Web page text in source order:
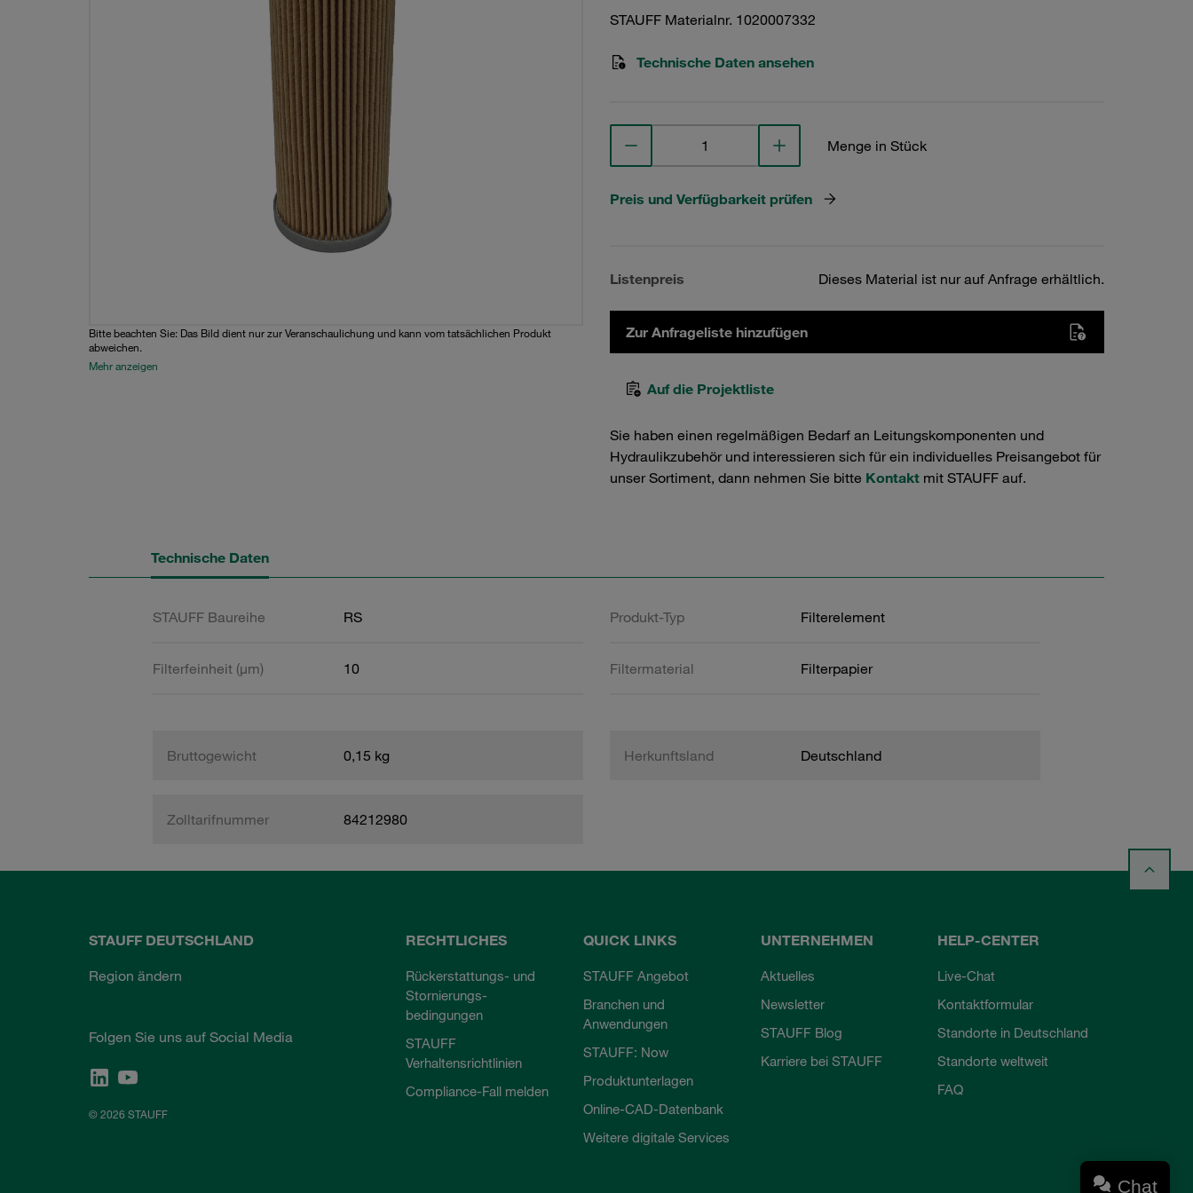
Bitte beachten Sie: Das Bild dient nur zur Veranschaulichung und kann vom tatsächlichen Produkt
abweichen.
Mehr anzeigen
STAUFF Materialnr. 1020007332
Technische Daten ansehen
Menge in Stück
Preis und Verfügbarkeit prüfen
Listenpreis Dieses Material ist nur auf Anfrage erhältlich.
Zur Anfrageliste hinzufügen
Auf die Projektliste
Sie haben einen regelmäßigen Bedarf an Leitungskomponenten und
Hydraulikzubehör und interessieren sich für ein individuelles Preisangebot für
unser Sortiment, dann nehmen Sie bitte Kontakt mit STAUFF auf.
Technische Daten
STAUFF Baureihe RS Produkt-Typ Filterelement
Filterfeinheit (µm) 10 Filtermaterial Filterpapier
Bruttogewicht 0,15 kg Herkunftsland Deutschland
Zolltarifnummer 84212980
STAUFF DEUTSCHLAND
Region ändern
Folgen Sie uns auf Social Media
© 2026 STAUFF
RECHTLICHES
Rückerstattungs- und
Stornierungs-
bedingungen
STAUFF
Verhaltensrichtlinien
Compliance-Fall melden
QUICK LINKS
STAUFF Angebot
Branchen und
Anwendungen
STAUFF: Now
Produktunterlagen
Online-CAD-Datenbank
Weitere digitale Services
UNTERNEHMEN
Aktuelles
Newsletter
STAUFF Blog
Karriere bei STAUFF
HELP-CENTER
Live-Chat
Kontaktformular
Standorte in Deutschland
Standorte weltweit
FAQ
Chat